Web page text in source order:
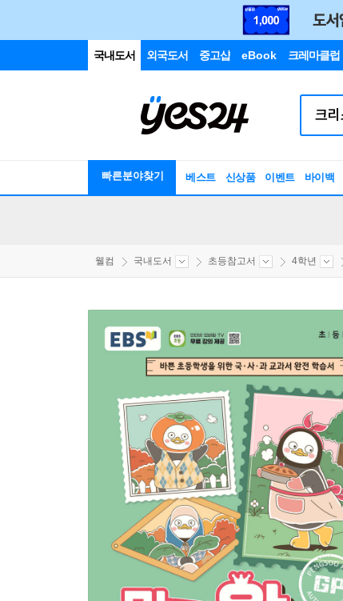
국내도서 외국도서 중고샵 eBook 크레마클럽
빠른분야찾기 베스트 신상품 이벤트 바이백
웰컴 국내도서 초등참고서 4학년